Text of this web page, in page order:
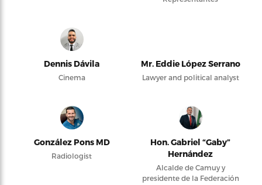
Dennis Dávila
Cinema
Mr. Eddie López Serrano
Lawyer and political analyst
González Pons MD
Radiologist
Hon. Gabriel “Gaby”
Hernández
Alcalde de Camuy y
presidente de la Federación